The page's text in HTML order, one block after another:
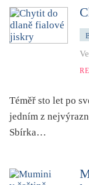
od 15 let
parodie
pro 13 až 15 let
pro 9 až 12 let
publicistika, média
Téměř sto let po
jedním z
Sbírka…